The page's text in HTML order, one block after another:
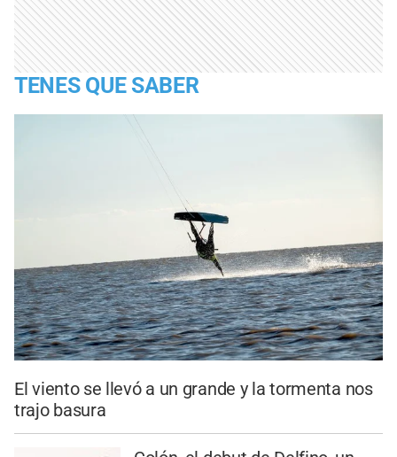
TENES QUE SABER
El viento se llevó a un grande y la tormenta nos
trajo basura